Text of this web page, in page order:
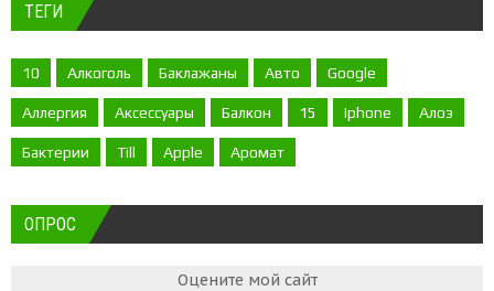
ТЕГИ
10 Алкоголь Баклажаны Авто Google
Аллергия Аксессуары Балкон 15 Iphone Алоэ
Бактерии Till Apple Аромат
ОПРОС
Оцените мой сайт